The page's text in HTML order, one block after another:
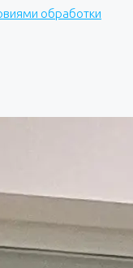
обработки